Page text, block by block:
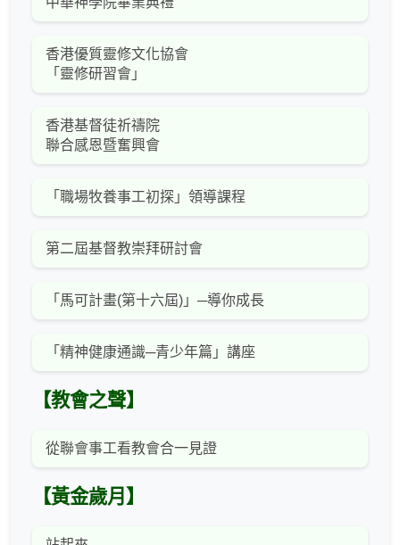
香港優質靈修文化協會
「靈修研習會」
香港基督徒祈禱院
聯合感恩暨奮興會
「職場牧養事工初探」領導課程
第二屆基督教崇拜研討會
「馬可計畫(第十六屆)」─導你成長
「精神健康通識─青少年篇」講座
【教會之聲】
從聯會事工看教會合一見證
【黃金歲月】